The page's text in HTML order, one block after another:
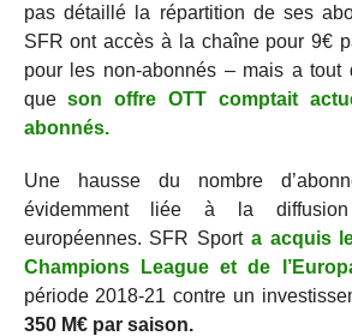
pas détaillé la répartition de ses
SFR ont accès à la chaîne pour 9€
pour les non-abonnés – mais a tout
queson offre OTT comptait
abonnés.
Une hausse du nombre
évidemment liée à la
européennes. SFR Sport a acquis
Champions League et de
période 2018-21 contre un
350 M€ par saison.